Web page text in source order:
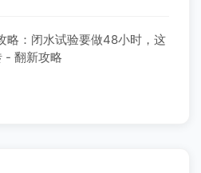
略：闭水试验要做48小时，这
- 翻新攻略